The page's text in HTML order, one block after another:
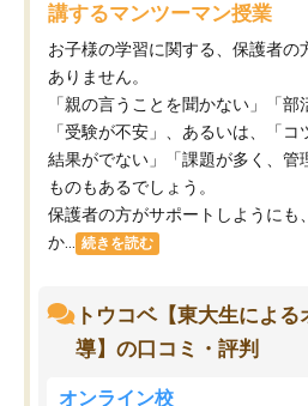
講するマンツーマン授業
お子様の学習に関する、保護者の
ありません。
「親の言うことを聞かない」「部
「受験が不安」、あるいは、「コ
結果がでない」「課題が多く、管
ものもあるでしょう。
保護者の方がサポートしようにも
か...
続きを読む
トウコベ【東大生によ
導】の口コミ・評判
オンライン校